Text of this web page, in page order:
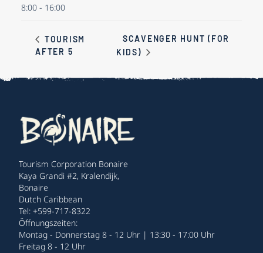
8:00 - 16:00
TOURISM
AFTER 5
SCAVENGER HUNT (FOR
KIDS)
Tourism Corporation Bonaire
Kaya Grandi #2, Kralendijk,
Bonaire
Dutch Caribbean
Tel: +599-717-8322
Öffnungszeiten:
Montag - Donnerstag 8 - 12 Uhr | 13:30 - 17:00 Uhr
Freitag 8 - 12 Uhr